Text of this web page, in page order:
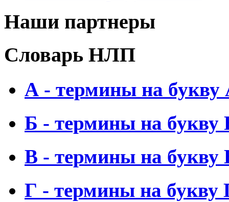
Наши партнеры
Словарь НЛП
А - термины на букву
Б - термины на букву
В - термины на букву
Г - термины на букву